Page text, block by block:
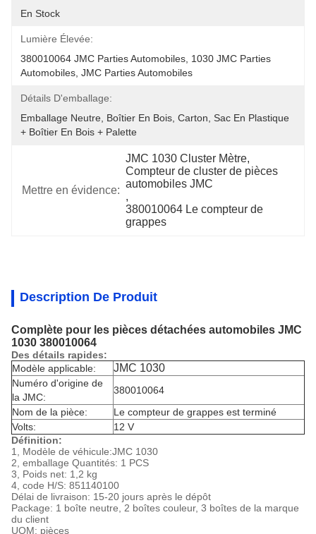
En Stock
Lumière Élevée:
380010064 JMC Parties Automobiles, 1030 JMC Parties
Automobiles, JMC Parties Automobiles
Détails D'emballage:
Emballage Neutre, Boîtier En Bois, Carton, Sac En Plastique
+ Boîtier En Bois + Palette
Mettre en évidence:
JMC 1030 Cluster Mètre,
Compteur de cluster de pièces
automobiles JMC
,
380010064 Le compteur de
grappes
Description De Produit
Complète pour les pièces détachées automobiles JMC
1030 380010064
Des détails rapides:
Modèle applicable:
JMC 1030
Numéro d'origine de
la JMC:
380010064
Nom de la pièce:
Le compteur de grappes est terminé
Volts:
12 V
Définition:
1, Modèle de véhicule:JMC 1030
2, emballage Quantités: 1 PCS
3, Poids net: 1,2 kg
4, code H/S: 851140100
Délai de livraison: 15-20 jours après le dépôt
Package: 1 boîte neutre, 2 boîtes couleur, 3 boîtes de la marque
du client
UOM: pièces